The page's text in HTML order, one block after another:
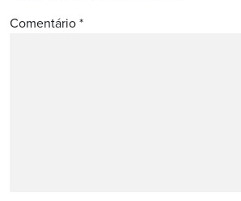
Comentário *